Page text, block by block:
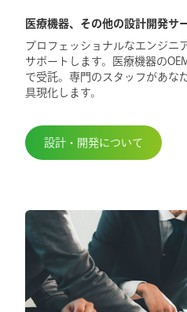
医療機器、その他の設計開発サ
プロフェッショナルなエンジニ
サポートします。医療機器の
で受託。専門のスタッフがあな
具現化します。
設計・開発について